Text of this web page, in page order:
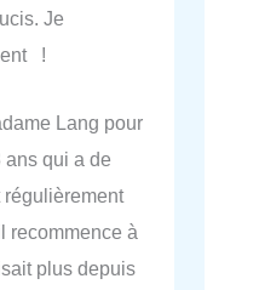
Je
!
Lang pour
ans qui a de
recommence à
plus depuis